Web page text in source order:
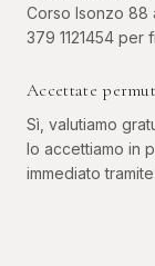
Corso Isonzo 88
379 1121454 per
Accettate
Sì, valutiamo
lo accettiamo in
immediato